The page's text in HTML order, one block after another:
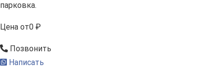
парковка.
Цена от0 ₽
Позвонить
Написать